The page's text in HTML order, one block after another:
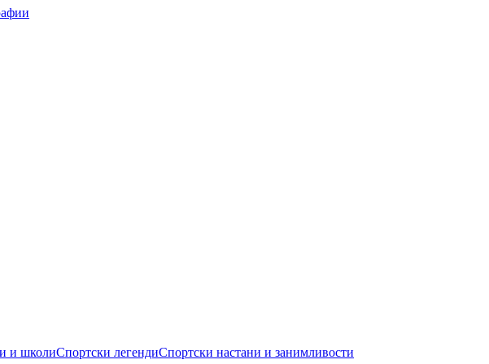
и школиСпортски легендиСпортски настани и занимливости